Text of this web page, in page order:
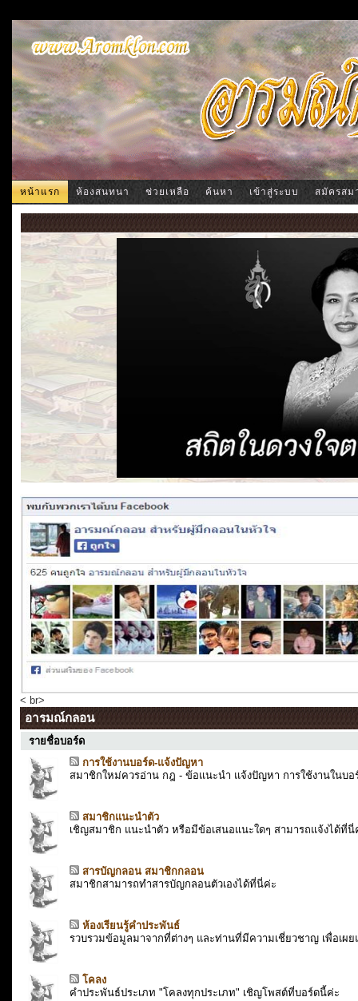
หน้าแรก ห้องสนทนา ช่วยเหลือ ค้นหา เข้าสู่ระบบ สมัครสม
< br>
อารมณ์กลอน
รายชื่อบอร์ด
การใช้งานบอร์ด-แจ้งปัญหา
สมาชิกใหม่ควรอ่าน กฎ - ข้อแนะนำ แจ้งปัญหา การใช้งานในบอ
สมาชิกแนะนำตัว
เชิญสมาชิก แนะนำตัว หรือมีข้อเสนอแนะใดๆ สามารถแจ้งได้ที่นี่
สารบัญกลอน สมาชิกกลอน
สมาชิกสามารถทำสารบัญกลอนตัวเองได้ที่นี่ค่ะ
ห้องเรียนรู้คำประพันธ์
รวบรวมข้อมูลมาจากที่ต่างๆ และท่านที่มีความเชี่ยวชาญ เพื่อเผ
โคลง
คำประพันธ์ประเภท "โคลงทุกประเภท" เชิญโพสต์ที่บอร์ดนี้ค่ะ